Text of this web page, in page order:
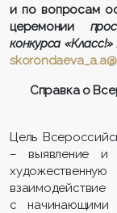
и по вопросам
церемонии
конкурса
Справка о
Цель
– выявление и
с начинающими